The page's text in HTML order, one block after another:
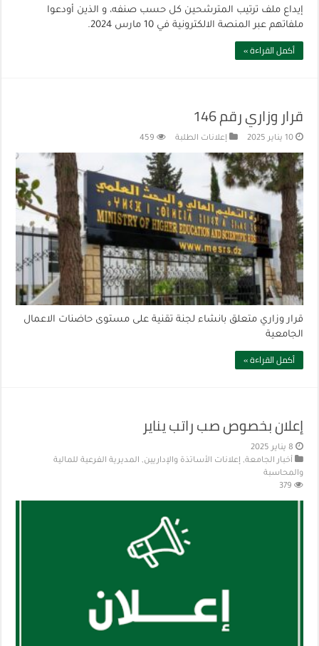
إيداع ملف ترتيب المترشحين كل حسب صنفه، و الذين أودعوا
ملفاتهم عبر المنصة الالكترونية في 10 مارس 2024.
أكمل القراءة »
قرار وزاري رقم 146
10 يناير 2025 إعلانات الطلبة 459
قرار وزاري متعلق بانشاء لجنة تقنية على مستوى حاضنات الاعمال
الجامعية
أكمل القراءة »
إعلان بخصوص صب راتب يناير
8 يناير 2025
أخبار الجامعة, إعلانات الأساتذة والإداريين, المديرية الفرعية للمالية
والمحاسبة
379